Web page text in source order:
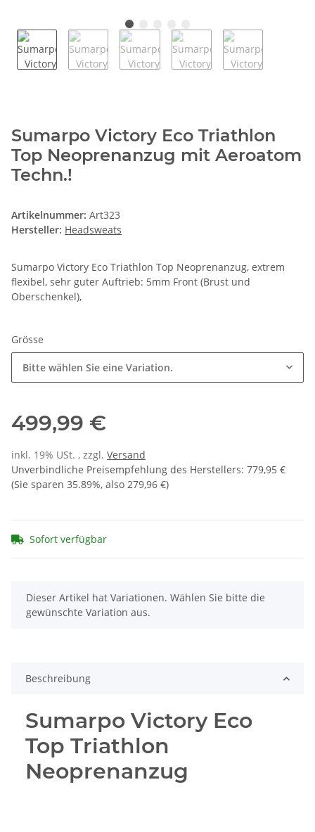
Sumarpo Victory Eco Triathlon
Top Neoprenanzug mit Aeroatom
Techn.!
Artikelnummer: Art323
Hersteller: Headsweats
Sumarpo Victory Eco Triathlon Top Neoprenanzug, extrem
flexibel, sehr guter Auftrieb: 5mm Front (Brust und
Oberschenkel),
Grösse
Bitte wählen Sie eine Variation.
499,99 €
inkl. 19% USt. , zzgl. Versand
Unverbindliche Preisempfehlung des Herstellers: 779,95 €
(Sie sparen 35.89%, also 279,96 €)
Sofort verfügbar
x
Dieser Artikel hat Variationen. Wählen Sie bitte die
gewünschte Variation aus.
Beschreibung
Sumarpo Victory Eco
Top Triathlon
Neoprenanzug